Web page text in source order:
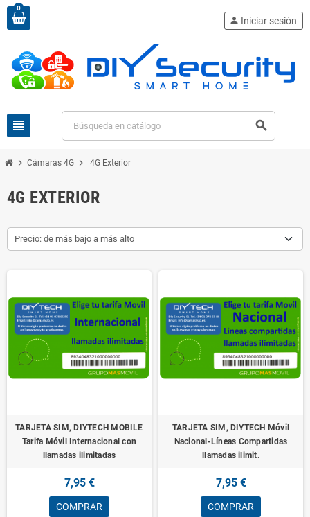
0
view_headline search
person Iniciar sesión
chevron_right Cámaras 4G chevron_right 4G Exterior
4G EXTERIOR
Precio: de más bajo a más alto
TARJETA SIM, DIYTECH MOBILE
Tarifa Móvil Internacional con
llamadas ilimitadas
7,95 €
COMPRAR
TARJETA SIM, DIYTECH Móvil
Nacional-Líneas Compartidas
llamadas ilimit.
7,95 €
COMPRAR